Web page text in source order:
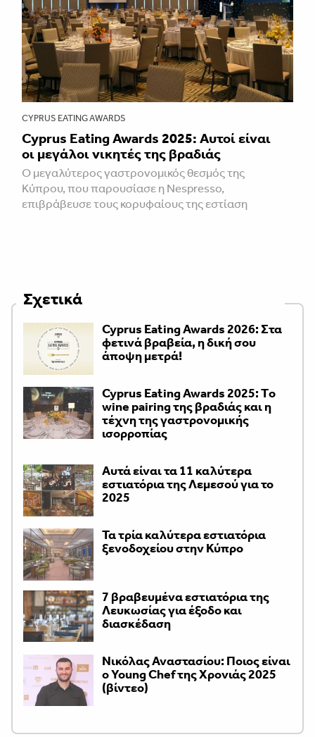
CYPRUS EATING AWARDS
Cyprus Eating Awards 2025: Aυτοί είναι
οι μεγάλοι νικητές της βραδιάς
Ο μεγαλύτερος γαστρονομικός θεσμός της
Κύπρου, που παρουσίασε η Nespresso,
επιβράβευσε τους κορυφαίους της εστίαση
Σχετικά
Cyprus Eating Awards 2026: Στα
φετινά βραβεία, η δική σου
άποψη μετρά!
Cyprus Eating Awards 2025: Τo
wine pairing της βραδιάς και η
τέχνη της γαστρονομικής
ισορροπίας
Αυτά είναι τα 11 καλύτερα
εστιατόρια της Λεμεσού για το
2025
Τα τρία καλύτερα εστιατόρια
ξενοδοχείου στην Κύπρο
7 βραβευμένα εστιατόρια της
Λευκωσίας για έξοδο και
διασκέδαση
Νικόλας Αναστασίου: Ποιος είναι
ο Young Chef της Χρονιάς 2025
(βίντεο)